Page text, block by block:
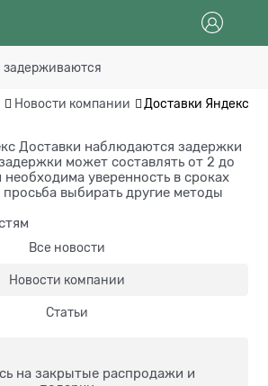
задерживаются
Новости компании Доставки
Доставки наблюдаются задержки
может составлять от 2 до
уверенность в сроках
выбирать другие методы
Все новости
Новости компании
Статьи
на закрытые распродажи и